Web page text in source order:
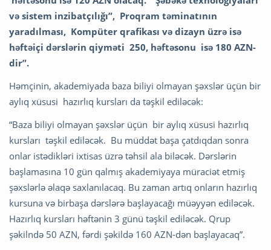
və sistem inzibatçılığı”, Proqram təminatının
yaradılması, Kompüter qrafikası və dizayn üzrə isə
həftəiçi dərslərin qiyməti 250, həftəsonu isə 180 AZN-
dir”.
Həmçinin, akademiyada baza biliyi olmayan şəxslər üçün bir
aylıq xüsusi hazırlıq kursları da təşkil ediləcək:
“Baza biliyi olmayan şəxslər üçün bir aylıq xüsusi hazırlıq
kursları təşkil ediləcək. Bu müddət başa çatdıqdan sonra
onlar istədikləri ixtisas üzrə təhsil ala biləcək. Dərslərin
başlamasına 10 gün qalmış akademiyaya müraciət etmiş
şəxslərlə əlaqə saxlanılacaq. Bu zaman artıq onların hazırlıq
kursuna və birbaşa dərslərə başlayacağı müəyyən ediləcək.
Hazırlıq kursları həftənin 3 günü təşkil ediləcək. Qrup
şəkilndə 50 AZN, fərdi şəkildə 160 AZN-dən başlayacaq”.